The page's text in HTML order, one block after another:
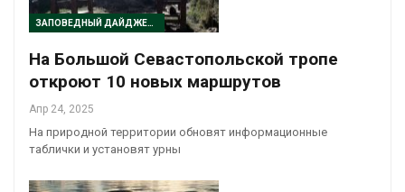
ЗАПОВЕДНЫЙ ДАЙДЖЕСТ
На Большой Севастопольской тропе
откроют 10 новых маршрутов
Апр 24, 2025
На природной территории обновят информационные
таблички и установят урны